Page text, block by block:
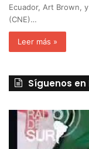
Ecuador, Art Brown,
(CNE)…
Leer más »
Síguenos